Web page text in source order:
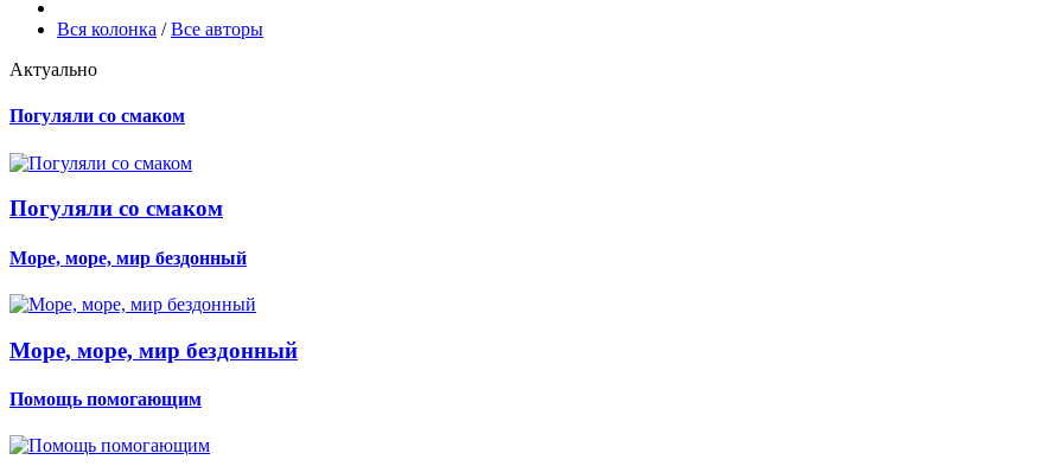
Вся колонка /Все авторы
Актуально
Погуляли со смаком
Погуляли со смаком
Море, море, мир бездонный
Море, море, мир бездонный
Помощь помогающим